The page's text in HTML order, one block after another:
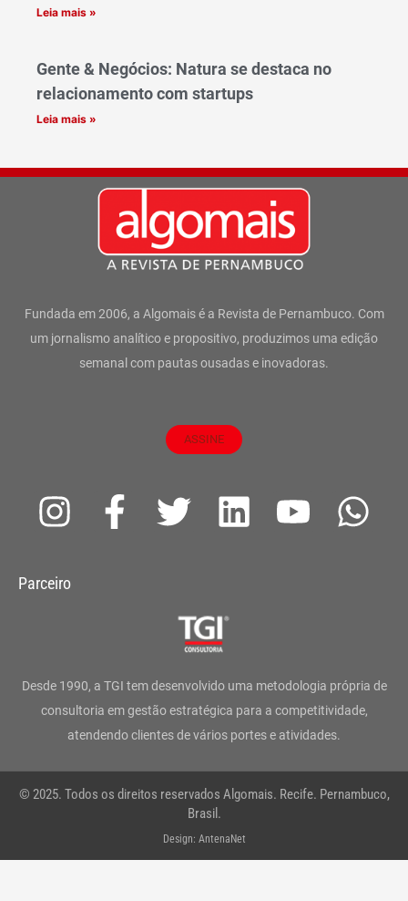
Leia mais »
Gente & Negócios: Natura se destaca no
relacionamento com startups
Leia mais »
Fundada em 2006, a Algomais é a Revista de Pernambuco. Com
um jornalismo analítico e propositivo, produzimos uma edição
semanal com pautas ousadas e inovadoras.
ASSINE
I
s
g
r
a
m
F
a
o
o
k
-
T
t
e
r
L
d
i
n
Y
b
e
W
a
p
Parceiro
Desde 1990, a TGI tem desenvolvido uma metodologia própria de
consultoria em gestão estratégica para a competitividade,
atendendo clientes de vários portes e atividades.
© 2025. Todos os direitos reservados Algomais. Recife. Pernambuco,
Brasil.
Design: AntenaNet